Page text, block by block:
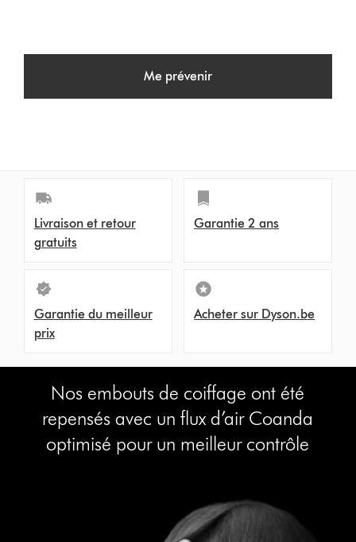
Me prévenir
Livraison et retour
gratuits
Garantie 2 ans
Garantie du meilleur
prix
Acheter sur Dyson.be
Nos embouts de coiffage ont été
repensés avec un flux d’air Coanda
optimisé pour un meilleur contrôle